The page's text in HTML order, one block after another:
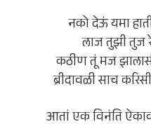
नको देऊं यमा
लाज तुझी तुज
कठीण तूं मज
ब्रीदावळी साच
आतां एक विनंति